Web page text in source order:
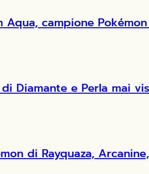
Aqua, campione
Diamante e Perla mai
di Rayquaza,